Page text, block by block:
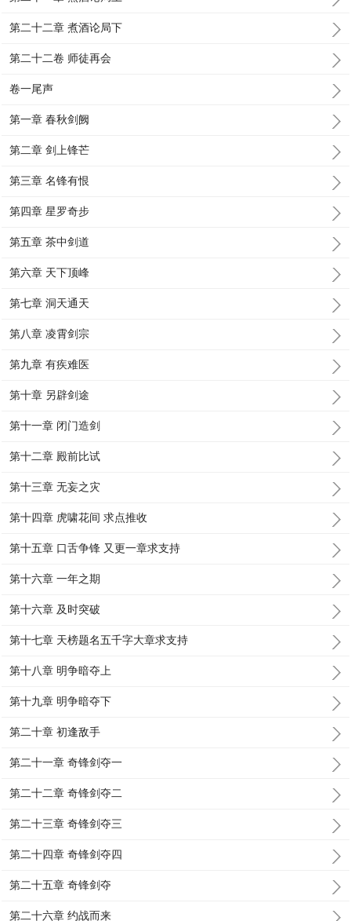
第二十二章 煮酒论局下
第二十二卷 师徒再会
卷一尾声
第一章 春秋剑阙
第二章 剑上锋芒
第三章 名锋有恨
第四章 星罗奇步
第五章 茶中剑道
第六章 天下顶峰
第七章 洞天通天
第八章 凌霄剑宗
第九章 有疾难医
第十章 另辟剑途
第十一章 闭门造剑
第十二章 殿前比试
第十三章 无妄之灾
第十四章 虎啸花间 求点推收
第十五章 口舌争锋 又更一章求支持
第十六章 一年之期
第十六章 及时突破
第十七章 天榜题名五千字大章求支持
第十八章 明争暗夺上
第十九章 明争暗夺下
第二十章 初逢敌手
第二十一章 奇锋剑夺一
第二十二章 奇锋剑夺二
第二十三章 奇锋剑夺三
第二十四章 奇锋剑夺四
第二十五章 奇锋剑夺
第二十六章 约战而来